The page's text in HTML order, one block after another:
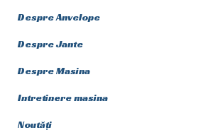
Despre Anvelope
Despre Jante
Despre Masina
Intretinere masina
Noutăți